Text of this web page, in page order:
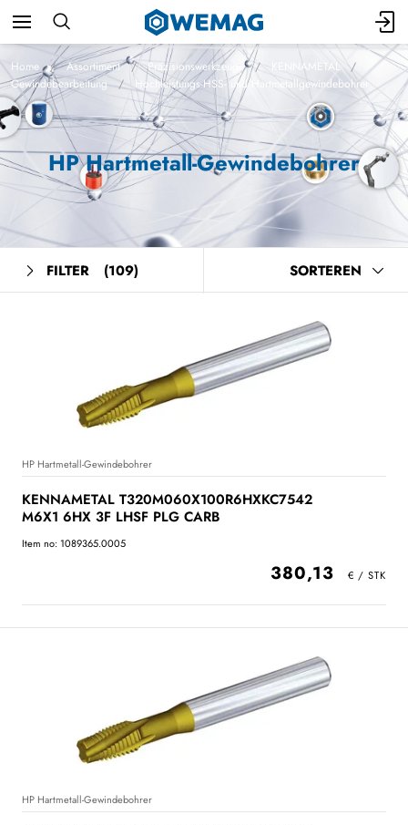
Home Assortiment Präzisionswerkzeuge
KENNAMETAL
Gewindebearbeitung
Hochleistungs-HSS- und Hartmetallgewindebohrer
HP Hartmetall-Gewindebohrer
FILTER (109) SORTEREN
HP Hartmetall-Gewindebohrer
KENNAMETAL T320M060X100R6HXKC7542
M6X1 6HX 3F LHSF PLG CARB
Item no: 1089365.0005
380,13
HP Hartmetall-Gewindebohrer